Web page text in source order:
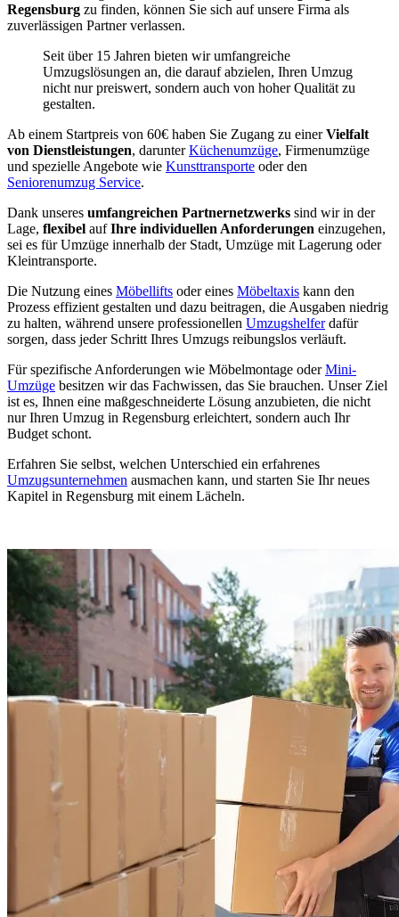
Regensburg zu finden, können Sie sich auf unsere Firma als
zuverlässigen Partner verlassen.
Seit über 15 Jahren bieten wir umfangreiche
Umzugslösungen an, die darauf abzielen, Ihren Umzug
nicht nur preiswert, sondern auch von hoher Qualität zu
gestalten.
Ab einem Startpreis von 60€ haben Sie Zugang zu einerVielfalt
von Dienstleistungen, darunterKüchenumzüge, Firmenumzüge
und spezielle Angebote wie Kunsttransporte oder den
Seniorenumzug Service.
Dank unseres umfangreichen Partnernetzwerks sind wir in der
Lage, flexibel aufIhre individuellen Anforderungen einzugehen,
sei es für Umzüge innerhalb der Stadt, Umzüge mit Lagerung oder
Kleintransporte.
Die Nutzung eines Möbellifts oder eines Möbeltaxis kann den
Prozess effizient gestalten und dazu beitragen, die Ausgaben niedrig
zu halten, während unsere professionellen Umzugshelferdafür
sorgen, dass jeder Schritt Ihres Umzugs reibungslos verläuft.
Für spezifische Anforderungen wie Möbelmontage oderMini-
Umzüge besitzen wir das Fachwissen, das Sie brauchen. Unser Ziel
ist es, Ihnen eine maßgeschneiderte Lösung anzubieten, die nicht
nur Ihren Umzug in Regensburg erleichtert, sondern auch Ihr
Budget schont.
Erfahren Sie selbst, welchen Unterschied ein erfahrenes
Umzugsunternehmen ausmachen kann, und starten Sie Ihr neues
Kapitel in Regensburg mit einem Lächeln.